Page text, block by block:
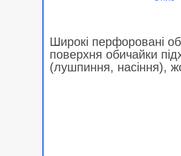
Широкі перфоровані
поверхня обичайки
(лушпиння, насіння),